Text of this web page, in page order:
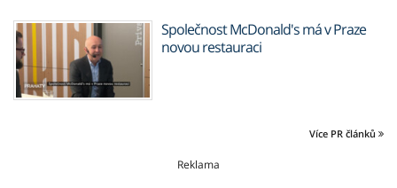
Společnost McDonald's má v Praze
novou restauraci
Více PR článků
Reklama